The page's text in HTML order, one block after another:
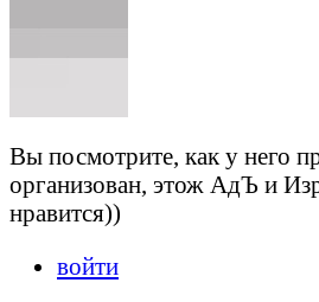
Вы посмотрите, как у него
организован, этож АдЪ и
нравится))
войти